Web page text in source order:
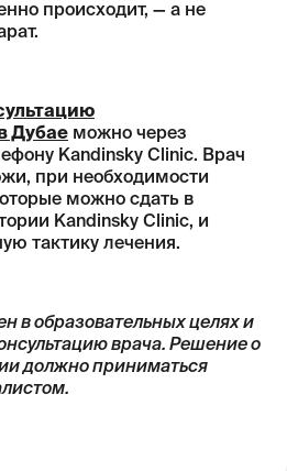
происходит, — а не
Дубае можно через
Kandinsky Clinic. Врач
при необходимости
можно сдать в
Kandinsky Clinic, и
тактику лечения.
в образовательных целях и
врача. Решение о
должно приниматься